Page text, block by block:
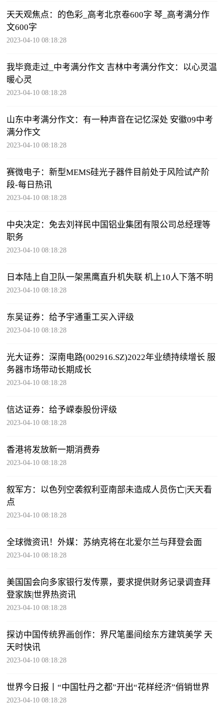
天天观焦点：的色彩_高考北京卷600字 琴_高考满分作
文600字
2023-04-10 08:18:28
我毕竟走过_中考满分作文 吉林中考满分作文：以心灵温
暖心灵
2023-04-10 08:18:28
山东中考满分作文：有一种声音在记忆深处 安徽09中考
满分作文
2023-04-10 08:18:28
赛微电子：新型MEMS硅光子器件目前处于风险试产阶
段-每日热讯
2023-04-10 08:18:28
中央决定：免去刘祥民中国铝业集团有限公司总经理等
职务
2023-04-10 08:18:28
日本陆上自卫队一架黑鹰直升机失联 机上10人下落不明
2023-04-10 08:18:28
东吴证券：给予宇通重工买入评级
2023-04-10 08:18:28
光大证券：深南电路(002916.SZ)2022年业绩持续增长 服
务器市场带动长期成长
2023-04-10 08:18:28
信达证券：给予嵘泰股份评级
2023-04-10 08:18:28
香港将发放新一期消费券
2023-04-10 08:18:28
叙军方：以色列空袭叙利亚南部未造成人员伤亡|天天看
点
2023-04-10 08:18:28
全球微资讯！外媒：苏纳克将在北爱尔兰与拜登会面
2023-04-10 08:18:28
美国国会向多家银行发传票，要求提供财务记录调查拜
登家族|世界热资讯
2023-04-10 08:18:28
探访中国传统界画创作：界尺笔墨间绘东方建筑美学 天
天时快讯
2023-04-10 08:18:28
世界今日报丨“中国牡丹之都”开出“花样经济”俏销世界
2023-04-10 08:18:28